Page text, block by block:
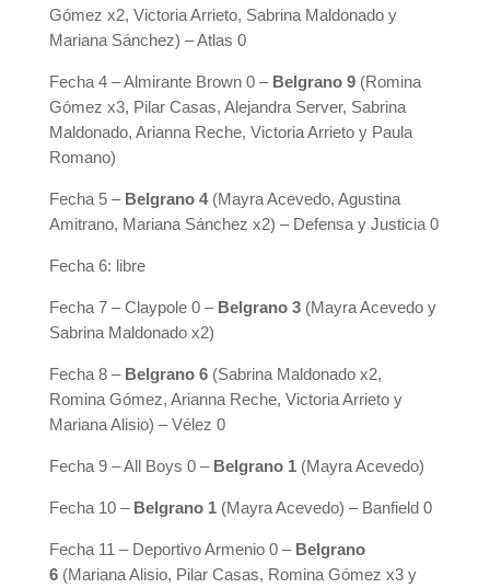
Gómez x2, Victoria Arrieto, Sabrina Maldonado y
Mariana Sánchez) – Atlas 0
Fecha 4 – Almirante Brown 0 – Belgrano 9(Romina
Gómez x3, Pilar Casas, Alejandra Server, Sabrina
Maldonado, Arianna Reche, Victoria Arrieto y Paula
Romano)
Fecha 5 – Belgrano 4 (Mayra Acevedo, Agustina
Amitrano, Mariana Sánchez x2) – Defensa y Justicia 0
Fecha 6: libre
Fecha 7 – Claypole 0 – Belgrano 3 (Mayra Acevedo y
Sabrina Maldonado x2)
Fecha 8 – Belgrano 6 (Sabrina Maldonado x2,
Romina Gómez, Arianna Reche, Victoria Arrieto y
Mariana Alisio) – Vélez 0
Fecha 9 – All Boys 0 – Belgrano 1 (Mayra Acevedo)
Fecha 10 – Belgrano 1 (Mayra Acevedo) – Banfield 0
Fecha 11 – Deportivo Armenio 0 – Belgrano
6 (Mariana Alisio, Pilar Casas, Romina Gómez x3 y